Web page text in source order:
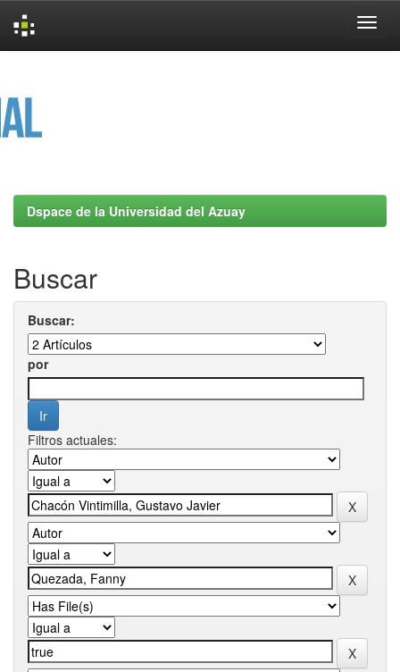
Dspace de la Universidad del Azuay
Buscar
Buscar:
por
Filtros actuales: